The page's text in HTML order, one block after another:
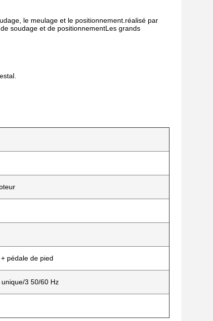
le meulage et le positionnement.réalisé par
soudage et de positionnementLes grands
pédale de pied
3 50/60 Hz